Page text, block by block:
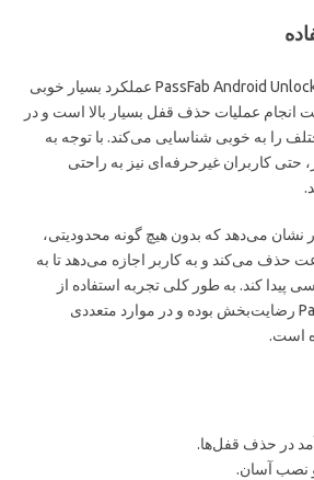
پس از نصب، نرم‌افزار PassFab Android Unlocker عملکرد بسیار خوبی
عملیات حذف قفل بسیار بالا است و در
را به خوبی شناسایی می‌کند. با توجه به
حتی کاربران غیرحرفه‌ای نیز به راحتی
نشان می‌دهد که بدون هیچ گونه محدودیتی،
حذف می‌کند و به کاربر اجازه می‌دهد تا به
پیدا کند. به طور کلی تجربه استفاده از
PassFab Android Unlocker رضایت‌بخش بوده و در موارد متعددی
است.
در حذف قفل‌ها.
نصب آسان.